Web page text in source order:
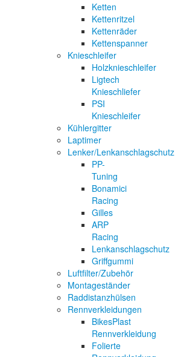
Ketten
Kettenritzel
Kettenräder
Kettenspanner
Knieschleifer
Holzknieschleifer
Ligtech
Knieschliefer
PSI
Knieschleifer
Kühlergitter
Laptimer
Lenker/Lenkanschlagschutz
PP-
Tuning
Bonamici
Racing
Gilles
ARP
Racing
Lenkanschlagschutz
Griffgummi
Luftfilter/Zubehör
Montageständer
Raddistanzhülsen
Rennverkleidungen
BikesPlast
Rennverkleidung
Folierte